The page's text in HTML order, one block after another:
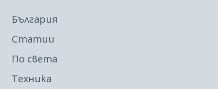
България
Статии
По света
Техника